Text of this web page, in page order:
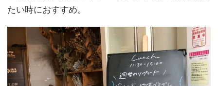
たい時におすすめ。